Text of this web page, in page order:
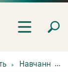
Навчання